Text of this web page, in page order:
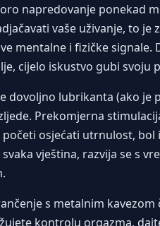
napredovanje ponekad
vaše uživanje, to
mentalne i fizičke
cijelo iskustvo gubi svoju
dovoljno lubrikanta (ako
Prekomjerna
osjećati utrnulost,
vještina, razvija se s
s metalnim
kontrolu orgazma,